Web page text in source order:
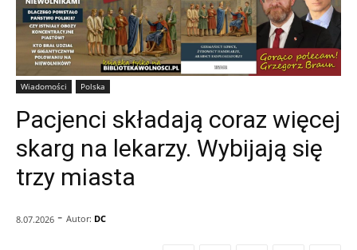
Wiadomości Polska
Pacjenci składają coraz więcej
skarg na lekarzy. Wybijają się
trzy miasta
8.07.2026 - Autor: DC